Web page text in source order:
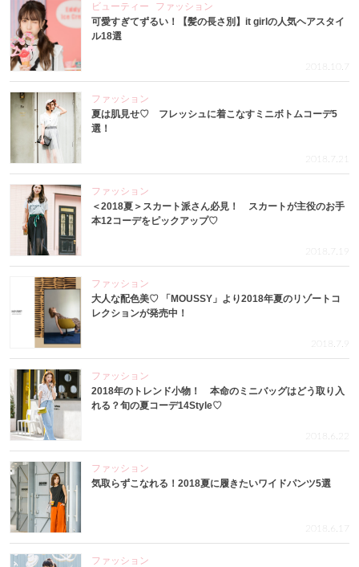
ビューティー
ファッション
可愛すぎてずるい！【髪の長さ別】it girlの人気ヘアスタイ
ル18選
2018.10.7
ファッション
夏は肌見せ♡ フレッシュに着こなすミニボトムコーデ5
選！
2018.7.21
ファッション
＜2018夏＞スカート派さん必見！ スカートが主役のお手
本12コーデをピックアップ♡
2018.7.19
ファッション
大人な配色美♡ 「MOUSSY」より2018年夏のリゾートコ
レクションが発売中！
2018.7.9
ファッション
2018年のトレンド小物！ 本命のミニバッグはどう取り入
れる？旬の夏コーデ14Style♡
2018.6.22
ファッション
気取らずこなれる！2018夏に履きたいワイドパンツ5選
2018.6.17
ファッション